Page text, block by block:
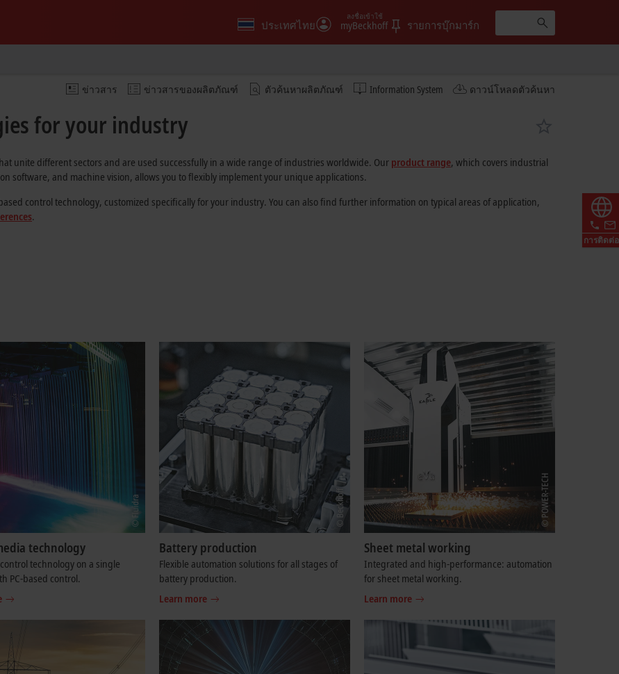
ประเทศไทย myBeckhoff
ลงชื่อเข้าใช้
รายการบุ๊กมาร์ก
ข่าวสาร ข่าวสารของผลิตภัณฑ์ ตัวค้นหาผลิตภัณฑ์ Information System ดาวน์โหลดตัวค้นหา
การติดต่อ
for your industry
unite different sectors and are used successfully in a wide range of industries worldwide. Our product range, which covers industrial
software, and machine vision, allows you to flexibly implement your unique applications.
control technology, customized specifically for your industry. You can also find further information on typical areas of application,
.
technology
technology on a single
PC-based control.
Battery production
Flexible automation solutions for all stages of
battery production.
Learn more
Sheet metal working
Integrated and high-performance: automation
for sheet metal working.
Learn more